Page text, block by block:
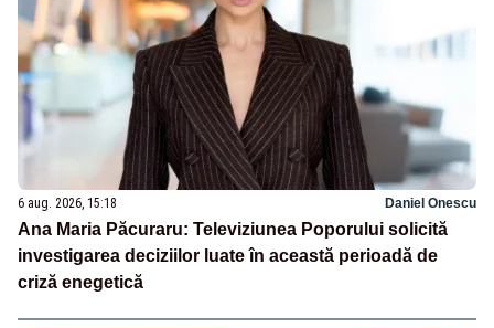
6 aug. 2026, 15:18 Daniel Onescu
Ana Maria Păcuraru: Televiziunea Poporului solicită
investigarea deciziilor luate în această perioadă de
criză enegetică